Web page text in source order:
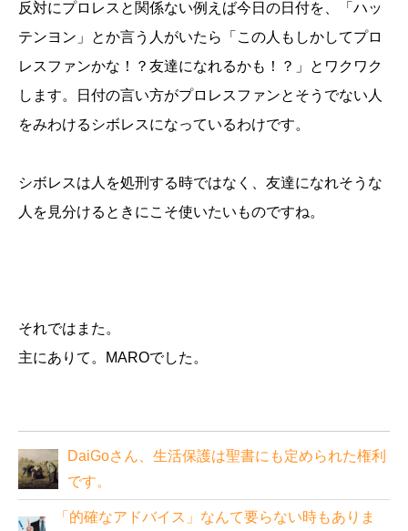
反対にプロレスと関係ない例えば今日の日付を、「ハッ
テンヨン」とか言う人がいたら「この人もしかしてプロ
レスファンかな！？友達になれるかも！？」とワクワク
します。日付の言い方がプロレスファンとそうでない人
をみわけるシボレスになっているわけです。
シボレスは人を処刑する時ではなく、友達になれそうな
人を見分けるときにこそ使いたいものですね。
それではまた。
主にありて。MAROでした。
DaiGoさん、生活保護は聖書にも定められた権利
です。
「的確なアドバイス」なんて要らない時もありま